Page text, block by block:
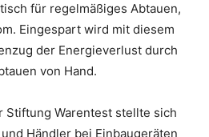
für regelmäßiges Abtauen,
Eingespart wird mit diesem
der Energieverlust durch
von Hand.
Stiftung Warentest stellte sich
Händler bei Einbaugeräten